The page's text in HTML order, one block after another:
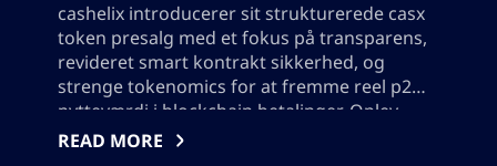
cashelix introducerer sit strukturerede casx
token presalg med et fokus på transparens,
revideret smart kontrakt sikkerhed, og
strenge tokenomics for at fremme reel p2p
nytteværdi i blockchain betalinger. Oplev,
hvordan casx driver et robust,
READ MORE